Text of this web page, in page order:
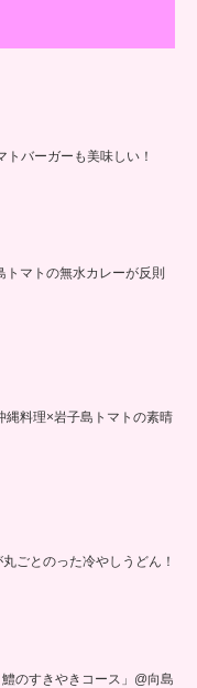
バーガーも美味しい！
マトの無水カレーが反則
縄料理×岩子島トマトの素晴
ごとのった冷やしうどん！
のすきやきコース」@向島